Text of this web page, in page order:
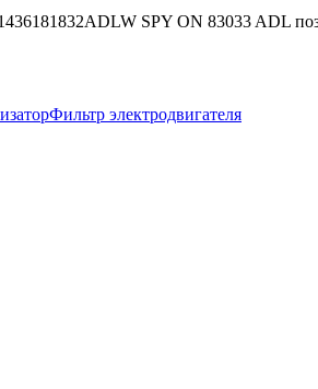
SPY ON 83033 ADL
Фильтр электродвигателя